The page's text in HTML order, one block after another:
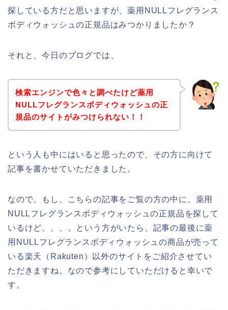
探している方だと思いますが、薬用NULLフレグランス
ボディウォッシュの正規品はみつかりましたか？
それと、今日のブログでは、
検索エンジンで色々と調べたけど薬用
NULLフレグランスボディウォッシュの正
規品のサイトがみつけられない！！
という人も中にはいると思ったので、その方に向けて
記事を書かせていただきました。
なので、もし、こちらの記事をご覧の方の中に、薬用
NULLフレグランスボディウォッシュの正規品を探して
いるけど、、、。という方がいたら、記事の最後に薬
用NULLフレグランスボディウォッシュの商品が売って
いる楽天（Rakuten）以外のサイトをご紹介させてい
ただきますね。なので参考にしていただけると幸いで
す。